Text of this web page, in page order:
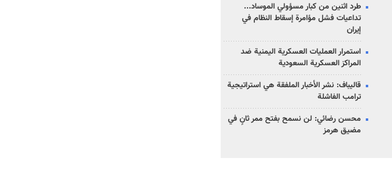
طرد اثنين من كبار مسؤولي الموساد...
تداعيات فشل مؤامرة إسقاط النظام في
إيران
استمرار العمليات العسكرية اليمنية ضد
المراكز العسكرية السعودية
قاليباف: نشر الأخبار الملفقة هي استراتيجية
ترامب الفاشلة
محسن رضائي: لن نسمح بفتح ممر ثانٍ في
مضيق هرمز